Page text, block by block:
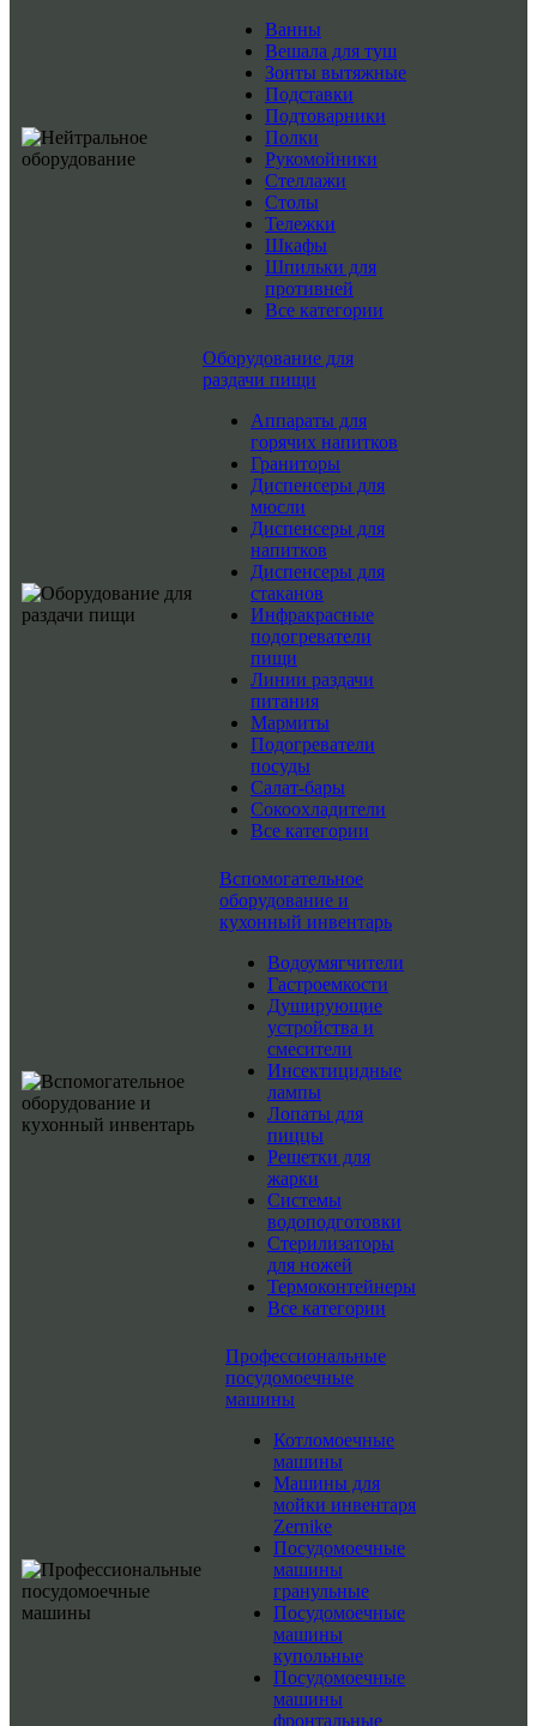
Ванны
Вешала для туш
Зонты вытяжные
Подставки
Подтоварники
Полки
Рукомойники
Стеллажи
Столы
Тележки
Шкафы
Шпильки для
противней
Все категории
Оборудование для
раздачи пищи
Аппараты для
горячих напитков
Граниторы
Диспенсеры для
мюсли
Диспенсеры для
напитков
Диспенсеры для
стаканов
Инфракрасные
подогреватели
пищи
Линии раздачи
питания
Мармиты
Подогреватели
посуды
Салат-бары
Сокоохладители
Все категории
Вспомогательное
оборудование и
кухонный инвентарь
Водоумягчители
Гастроемкости
Душирующие
устройства и
смесители
Инсектицидные
лампы
Лопаты для
пиццы
Решетки для
жарки
Системы
водоподготовки
Стерилизаторы
для ножей
Термоконтейнеры
Все категории
Профессиональные
посудомоечные
машины
Котломоечные
машины
Машины для
мойки инвентаря
Zernike
Посудомоечные
машины
гранульные
Посудомоечные
машины
купольные
Посудомоечные
машины
фронтальные